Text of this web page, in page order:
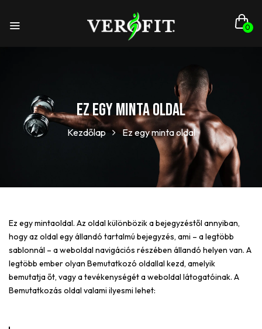
0
Ez egy minta oldal
Kezdőlap Ez egy minta oldal
Ez egy mintaoldal. Az oldal különbözik a bejegyzéstől annyiban,
hogy az oldal egy állandó tartalmú bejegyzés, ami – a legtöbb
sablonnál – a weboldal navigációs részében állandó helyen van. A
legtöbb ember olyan Bemutatkozó oldallal kezd, amelyik
bemutatja őt, vagy a tevékenységét a weboldal látogatóinak. A
Bemutatkozás oldal valami ilyesmi lehet: